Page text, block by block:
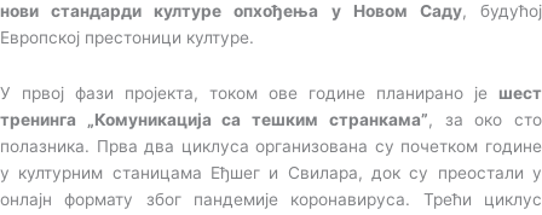
нови стандарди културе опхођења у Новом Саду, будућој
Европској престоници културе.
У првој фази пројекта, током ове године планирано је шест
тренинга „Комуникација са тешким странкама”, за око сто
полазника. Прва два циклуса организована су почетком године
у културним станицама Еђшег и Свилара, док су преостали у
онлајн формату због пандемије коронавируса. Трећи циклус